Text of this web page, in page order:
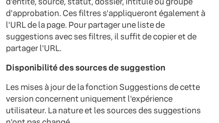
d'approbation. Ces filtres s'appliqueront également à
l'URL de la page. Pour partager une liste de
suggestions avec ses filtres, il suffit de copier et de
partager l'URL.
Disponibilité des sources de suggestion
Les mises à jour de la fonction Suggestions de cette
version concernent uniquement l'expérience
utilisateur. La nature et les sources des suggestions